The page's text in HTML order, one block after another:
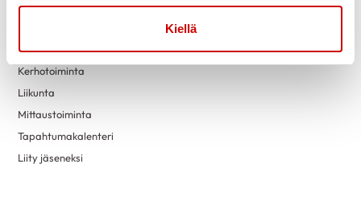
Kiellä
Turvallisemman tilan periaatteet
Toimintaa
Kerhotoiminta
Liikunta
Mittaustoiminta
Tapahtumakalenteri
Liity jäseneksi